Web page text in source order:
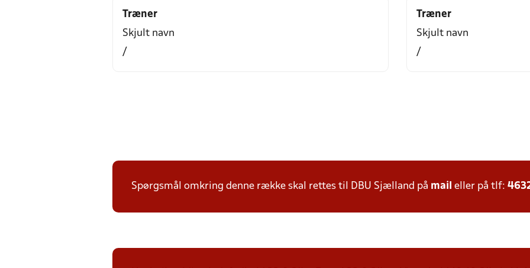
Træner
Skjult navn
/
Træner
Skjult navn
/
Spørgsmål omkring denne række skal rettes til DBU Sjælland på mail eller på tlf: